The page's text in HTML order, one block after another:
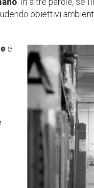
obiettivi
e